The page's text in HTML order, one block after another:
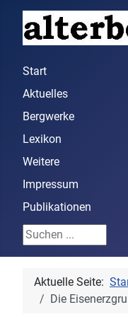
Start
Aktuelles
Bergwerke
Lexikon
Weitere
Impressum
Publikationen
Suchen ...
Aktuelle Seite:
Die